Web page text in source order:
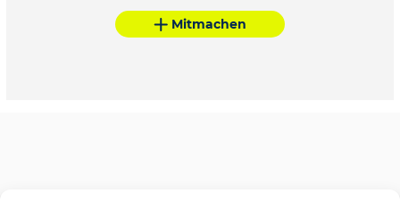
Mitmachen